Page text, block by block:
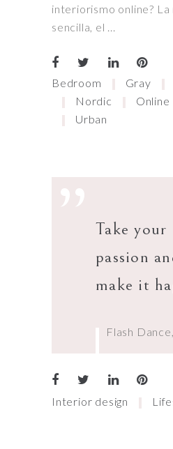
interiorismo online?
sencilla, el
Bedroom Gray
Nordic
Urban
Take your
passion
make it
Flash
Interior design